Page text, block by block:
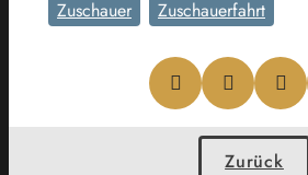
Zuschauer
Zuschauerfahrt
Zurück